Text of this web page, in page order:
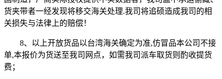
货夹带者一经发现将移交海关处理.我司将追硕造成我司的相
关损失与法律上的赔偿！
8、以上开放货品以台湾海关确定为准,仿冒品本公司不接
单,本报价为货送至我司网点，如需我司派车取货则酌收提货
费；